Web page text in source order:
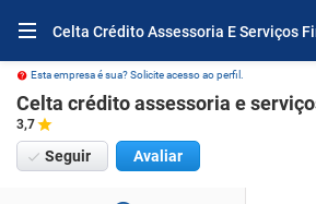
Esta empresa é sua? Solicite acesso ao perfil.
Celta crédito assessoria e
3,7
Seguir Avaliar